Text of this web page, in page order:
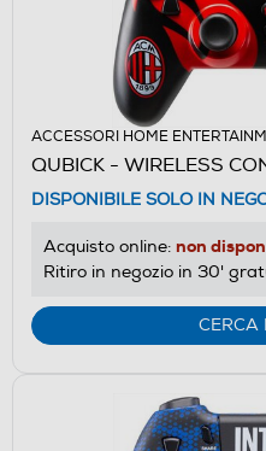
ACCESSORI HOME
QUBICK - WIRELESS
DISPONIBILE SOLO IN
Acquisto online: non
Ritiro in negozio in 30'
CERCA